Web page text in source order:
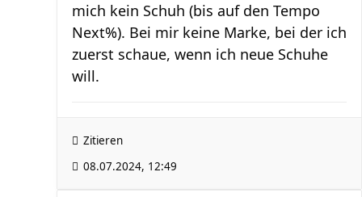
mich kein Schuh (bis auf den Tempo
Next%). Bei mir keine Marke, bei der ich
zuerst schaue, wenn ich neue Schuhe
will.
Zitieren
08.07.2024, 12:49